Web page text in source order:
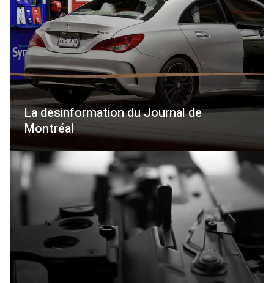
La desinformation du Journal de
Montréal